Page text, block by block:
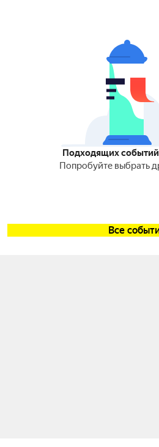
Подходящих
Попробуйте выбрать
Все